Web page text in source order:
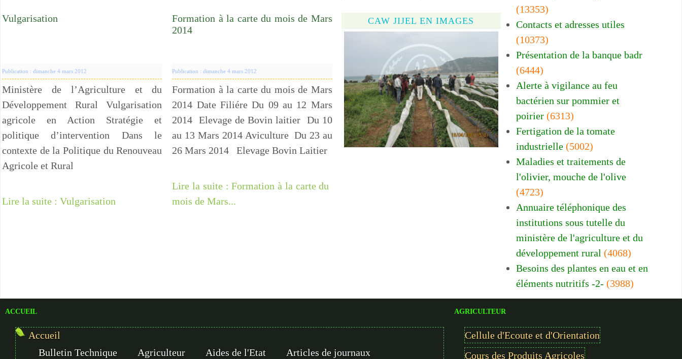
Vulgarisation
Publication : dimanche 4 mars 2012
Ministère de l’Agriculture et du
Développement Rural Vulgarisation
agricole en Action Stratégie et
politique d’intervention Dans le
contexte de la Politique du Renouveau
Agricole et Rural
Lire la suite : Vulgarisation
Formation à la carte du mois de Mars
2014
Publication : dimanche 4 mars 2012
Formation à la carte du mois de Mars
2014 Date Filiére Du 09 au 12 Mars
2014 Elevage de Bovin laitier Du 10
au 13 Mars 2014 Aviculture Du 23 au
26 Mars 2014 Elevage Bovin Laitier
Lire la suite : Formation à la carte du
mois de Mars...
CAW JIJEL EN IMAGES
(13353)
Contacts et adresses utiles
(10373)
Présentation de la banque badr
(6444)
Alerte à vigilance au feu
bactérien sur pommier et
poirier(6313)
Fertigation de la tomate
industrielle(5002)
Maladies et traitements de
l'olivier, mouche de l'olive
(4723)
Annuaire téléphonique des
institutions sous tutelle du
ministère de l'agriculture et du
développement rural (4068)
Besoins des plantes en eau et en
éléments nutritifs -2- (3988)
ACCUEIL
Accueil
Bulletin Technique
Agriculteur Aides de l'Etat Articles de journaux
AGRICULTEUR
Cellule d'Ecoute et d'Orientation
Cours des Produits Agricoles